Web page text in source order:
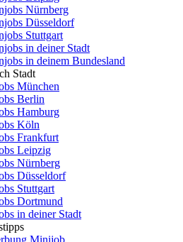
Nürnberg
Düsseldorf
Stuttgart
in deiner Stadt
in deinem Bundesland
Stadt
München
Berlin
Hamburg
Köln
Frankfurt
Leipzig
Nürnberg
Düsseldorf
Stuttgart
Dortmund
in deiner Stadt
Minijob